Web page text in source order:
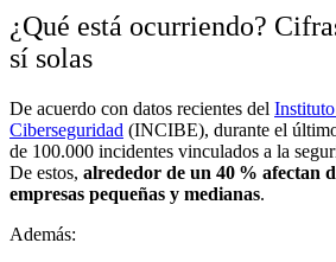
¿Qué está ocurriendo?
sí solas
De acuerdo con datos recientes del
Ciberseguridad (INCIBE), durante el
de 100.000 incidentes vinculados a la
De estos, alrededor de un 40 % afectan
empresas pequeñas y medianas.
Además: